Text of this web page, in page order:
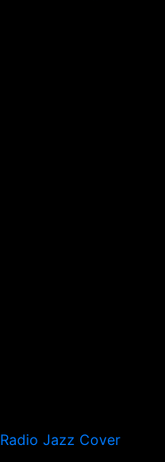
Radio Jazz Cover